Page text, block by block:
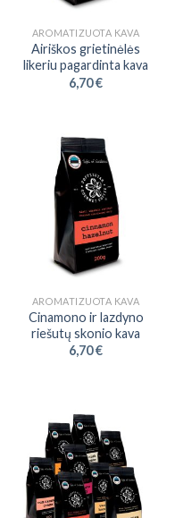
AROMATIZUOTA KAVA
Airiškos grietinėlės
likeriu pagardinta kava
6,70€
AROMATIZUOTA KAVA
Cinamono ir lazdyno
riešutų skonio kava
6,70€